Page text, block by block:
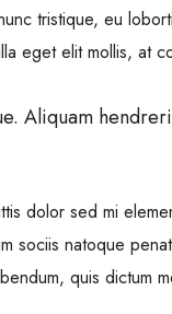
tristique, eu
eget elit mollis, at
Aliquam
dolor sed mi
sociis natoque
quis dictum